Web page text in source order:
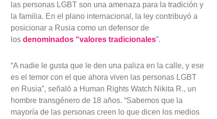
las personas LGBT son una amenaza para la tradición y
la familia. En el plano internacional, la ley contribuyó a
posicionar a Rusia como un defensor de
losdenominados “valores tradicionales”.
“A nadie le gusta que le den una paliza en la calle, y ese
es el temor con el que ahora viven las personas LGBT
en Rusia”, señaló a Human Rights Watch Nikita R., un
hombre transgénero de 18 años. “Sabemos que la
mayoría de las personas creen lo que dicen los medios